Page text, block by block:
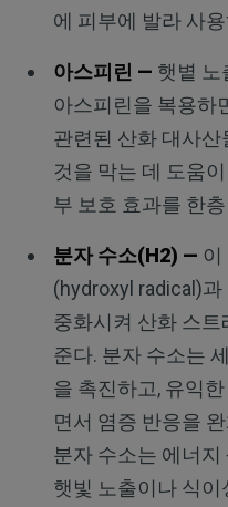
에 피부에 발라 사
아스피린 — 햇볕
아스피린을 복용하
관련된 산화 대사
것을 막는 데 도움
부 보호 효과를 한
분자 수소(H2) —
(hydroxyl radical)
중화시켜 산화 스
준다. 분자 수소는
을 촉진하고, 유익
면서 염증 반응을
분자 수소는 에너
햇빛 노출이나 식